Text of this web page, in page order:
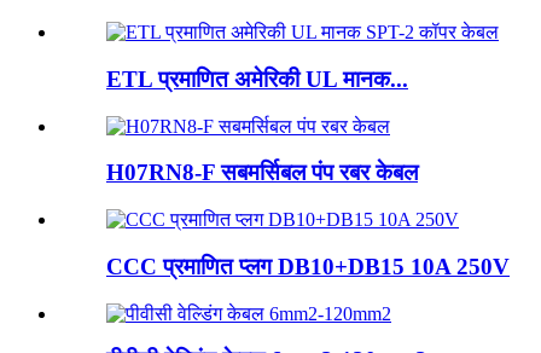
ETL प्रमाणित अमेरिकी UL मानक...
H07RN8-F सबमर्सिबल पंप रबर केबल
CCC प्रमाणित प्लग DB10+DB15 10A 250V